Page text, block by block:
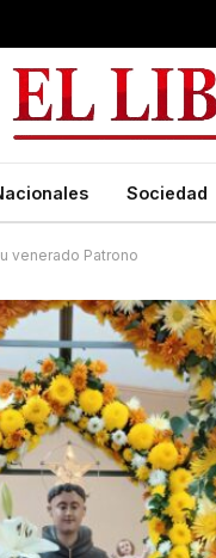
Sociedad
venerado Patrono